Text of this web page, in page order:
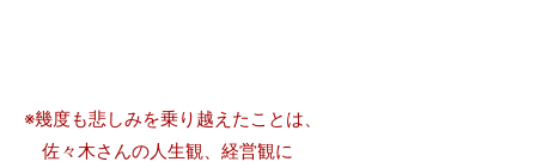
※幾度も悲しみを乗り越えたことは、
佐々木さんの人生観、経営観に